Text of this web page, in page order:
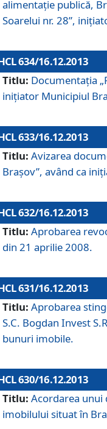
alimentaţie publică,
Soarelui nr. 28”,
634/16.12.2013
Titlu: Documentaţia
iniţiator Municipiul
633/16.12.2013
Titlu: Avizarea
Braşov”, având ca
632/16.12.2013
Titlu: Aprobarea
din 21 aprilie 2008.
631/16.12.2013
Titlu: Aprobarea
S.C. Bogdan Invest
bunuri imobile.
630/16.12.2013
Titlu: Acordarea unui
imobilului situat în